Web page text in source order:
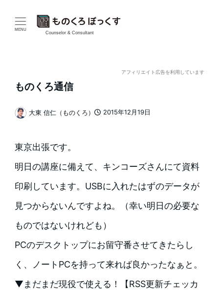
MENU
Counselor & Consultant
アフィリエイト広告を利用しています
ものくろ通信
2015年12月19日
著
大東 信仁（ものくろ）
東京出張です。
明日の講座に備えて、キンコーズさんにて資料
印刷しています。USBに入れたはずのデータが
見つからないんですよね。（幸い明日の必要な
ものではないけれども）
PCのデスクトップにお留守番させてきたらし
く、ノートPCを持って来れば良かったなぁと。
▼まだまだ現役で使える！【RSS更新チェッカ